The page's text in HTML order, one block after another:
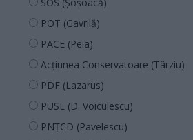
SOS (Șoșoacă)
POT (Gavrilă)
PACE (Peia)
Acțiunea Conservatoare (Târziu)
PDF (Lazarus)
PUSL (D. Voiculescu)
PNȚCD (Pavelescu)